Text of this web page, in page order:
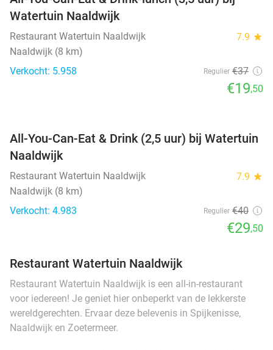
Watertuin Naaldwijk
Restaurant Watertuin Naaldwijk 7.9 star
Naaldwijk (8 km)
Verkocht: 5.958
Regulier €37
€19,50
All-You-Can-Eat & Drink (2,5 uur) bij Watertuin
Naaldwijk
Restaurant Watertuin Naaldwijk 7.9 star
Naaldwijk (8 km)
Verkocht: 4.983
Regulier €40
€29,50
Restaurant Watertuin Naaldwijk
Restaurant Watertuin Naaldwijk is een all-in-restaurant
voor iedereen! Je geniet hier onbeperkt van de lekkerste
wereldgerechten. Ervaar deze belevenis in Spijkenisse,
Naaldwijk en Zoetermeer.